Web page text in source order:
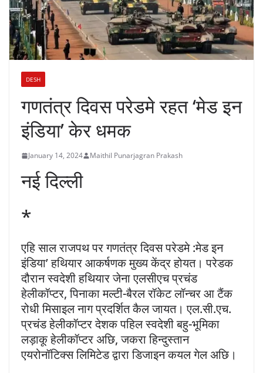
DESH
गणतंत्र दिवस परेडमे रहत ‘मेड इन
इंडिया’ केर धमक
January 14, 2024 Maithil Punarjagran Prakash
नई दिल्ली
*
एहि साल राजपथ पर गणतंत्र दिवस परेडमे :मेड इन
इंडिया’ हथियार आकर्षणक मुख्य केंद्र होयत। परेडक
दौरान स्वदेशी हथियार जेना एलसीएच प्रचंड
हेलीकॉप्टर, पिनाका मल्टी-बैरल रॉकेट लॉन्चर आ टैंक
रोधी मिसाइल नाग प्रदर्शित कैल जायत। एल.सी.एच.
प्रचंड हेलीकॉप्टर देशक पहिल स्वदेशी बहु-भूमिका
लड़ाकू हेलीकॉप्टर अछि, जकरा हिन्दुस्तान
एयरोनॉटिक्स लिमिटेड द्वारा डिजाइन कयल गेल अछि।